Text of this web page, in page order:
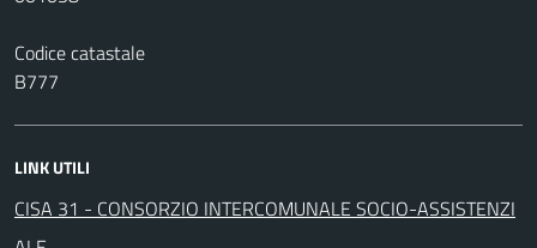
Codice catastale
B777
LINK UTILI
CISA 31 - CONSORZIO INTERCOMUNALE SOCIO-ASSISTENZI